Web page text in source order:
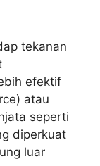
tekanan
efektif
atau
seperti
diperkuat
luar